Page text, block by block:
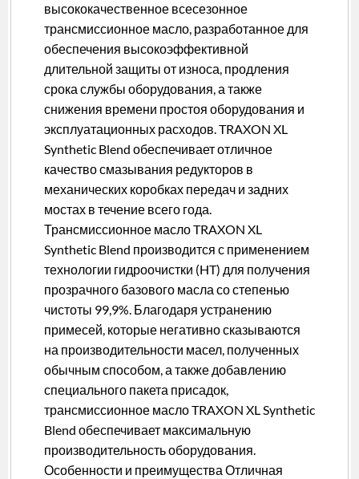
высококачественное всесезонное
трансмиссионное масло, разработанное для
обеспечения высокоэффективной
длительной защиты от износа, продления
срока службы оборудования, а также
снижения времени простоя оборудования и
эксплуатационных расходов. TRAXON XL
Synthetic Blend обеспечивает отличное
качество смазывания редукторов в
механических коробках передач и задних
мостах в течение всего года.
Трансмиссионное масло TRAXON XL
Synthetic Blend производится с применением
технологии гидроочистки (HT) для получения
прозрачного базового масла со степенью
чистоты 99,9%. Благодаря устранению
примесей, которые негативно сказываются
на производительности масел, полученных
обычным способом, а также добавлению
специального пакета присадок,
трансмиссионное масло TRAXON XL Synthetic
Blend обеспечивает максимальную
производительность оборудования.
Особенности и преимущества Отличная